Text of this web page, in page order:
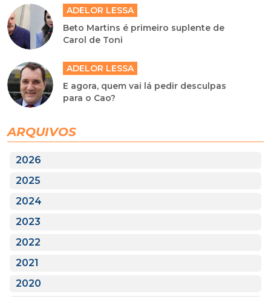
ADELOR LESSA
Beto Martins é primeiro suplente de
Carol de Toni
ADELOR LESSA
E agora, quem vai lá pedir desculpas
para o Cao?
ARQUIVOS
2026
2025
2024
2023
2022
2021
2020